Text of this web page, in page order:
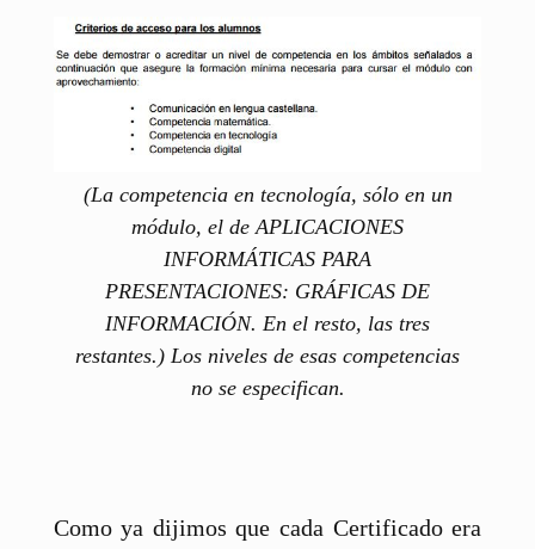
(La competencia en tecnología, sólo en un
módulo, el de APLICACIONES
INFORMÁTICAS PARA
PRESENTACIONES: GRÁFICAS DE
INFORMACIÓN. En el resto, las tres
restantes.) Los niveles de esas competencias
no se especifican.
Como ya dijimos que cada Certificado era